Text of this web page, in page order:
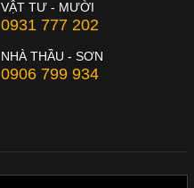
VẬT TƯ - MƯỜI
0931 777 202
NHÀ THẦU - SƠN
0906 799 934